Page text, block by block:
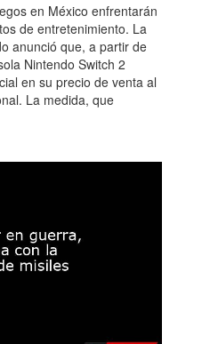
en México enfrentarán
de entretenimiento. La
anunció que, a partir de
Nintendo Switch 2
en su precio de venta al
La medida, que